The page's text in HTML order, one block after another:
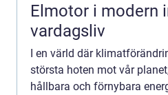
Elmotor i modern
vardagsliv
I en värld där
största hoten mot vår
hållbara och förnybara